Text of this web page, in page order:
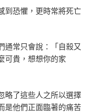
到恐懼，更時常將死亡
通常只會說：「自殺又
可貴，想想你的家
略了這些人之所以選擇
是他們正面臨著的痛苦